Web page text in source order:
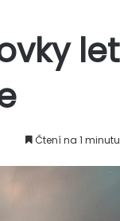
let
Čtení na 1 minutu